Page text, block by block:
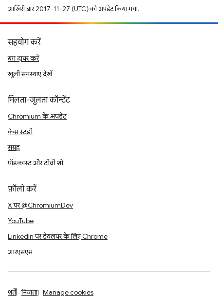
आखिरी बार 2017-11-27 (UTC) को अपडेट किया गया.
सहयोग करें
बग दायर करें
खुली समस्याएं देखें
मिलता-जुलता कॉन्टेंट
Chromium के अपडेट
केस स्टडी
संग्रह
पॉडकास्ट और टीवी शो
फ़ॉलो करें
X पर @ChromiumDev
YouTube
LinkedIn पर डेवलपर के लिए Chrome
आरएसएस
शर्तें निजता Manage cookies